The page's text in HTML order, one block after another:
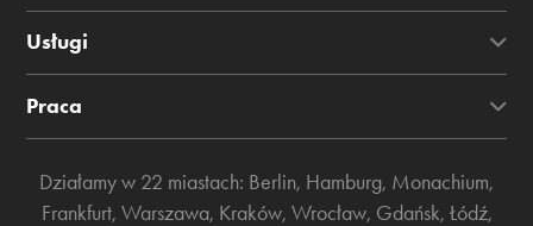
Usługi
Praca
Działamy w 22 miastach: Berlin, Hamburg, Monachium,
Frankfurt, Warszawa, Kraków, Wrocław, Gdańsk, Łódź,